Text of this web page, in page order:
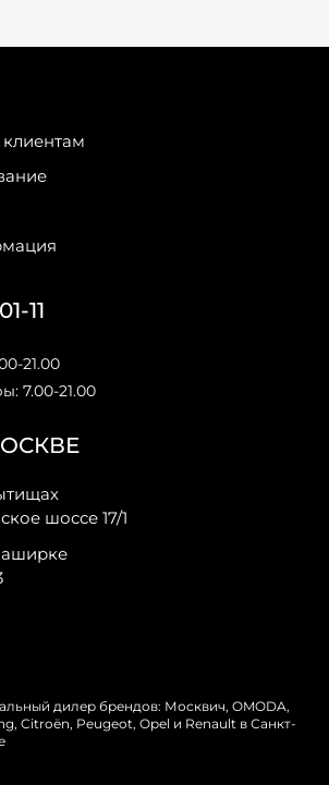
шоссе 17/1
11
21.00
7.00-21.00
дилер брендов: Москвич, OMODA,
Citroёn, Peugeot, Opel и Renault в Санкт-